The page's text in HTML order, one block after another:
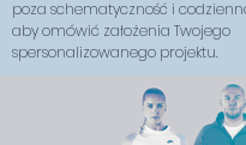
poza schematyczność i
aby omówić założenia Twojego
spersonalizowanego projektu.